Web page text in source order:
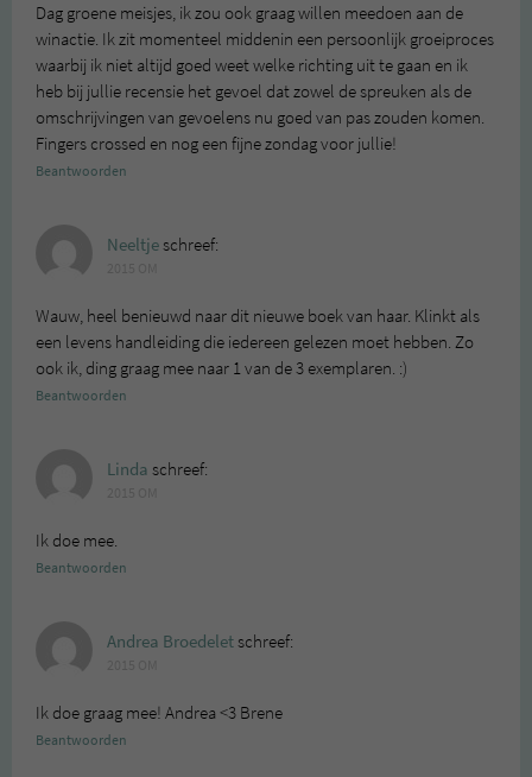
Dag groene meisjes, ik zou ook graag willen meedoen aan de
winactie. Ik zit momenteel middenin een persoonlijk groeiproces
waarbij ik niet altijd goed weet welke richting uit te gaan en ik
heb bij jullie recensie het gevoel dat zowel de spreuken als de
omschrijvingen van gevoelens nu goed van pas zouden komen.
Fingers crossed en nog een fijne zondag voor jullie!
Beantwoorden
Neeltjeschreef:
Wauw, heel benieuwd naar dit nieuwe boek van haar. Klinkt als
een levens handleiding die iedereen gelezen moet hebben. Zo
ook ik, ding graag mee naar 1 van de 3 exemplaren. :)
Beantwoorden
Linda schreef:
Ik doe mee.
Beantwoorden
Andrea Broedeletschreef:
Ik doe graag mee! Andrea <3 Brene
Beantwoorden